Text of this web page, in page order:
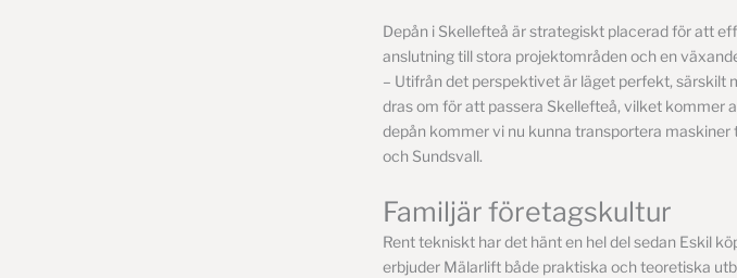
Depån i Skellefteå är strategiskt placerad för att
anslutning till stora projektområden och en
– Utifrån det perspektivet är läget perfekt,
dras om för att passera Skellefteå, vilket kommer
depån kommer vi nu kunna transportera maskiner
och Sundsvall.
Familjär företagskultur
Rent tekniskt har det hänt en hel del sedan Eskil
erbjuder Mälarlift både praktiska och teoretiska